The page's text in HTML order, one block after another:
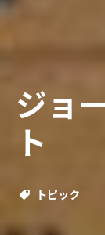
ジョ
ト
トピック